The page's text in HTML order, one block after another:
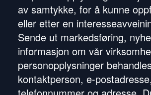
av samtykke, for å kunne
eller etter en
Sende ut markedsføring,
informasjon om vår
personopplysninger
kontaktperson, e-postadresse,